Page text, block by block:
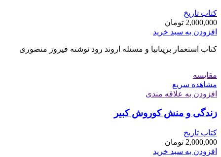
کتاب تاریخ
2,000,000 تومان
افزودن به سبد خرید
کتاب استعمار بریتانیا و مسئله اروند رود نوشته فیروز منصوری
مقایسه
مشاهده سریع
افزودن به علاقه مندی
زندگی و منش کوروش کبیر
کتاب تاریخ
2,000,000 تومان
افزودن به سبد خرید